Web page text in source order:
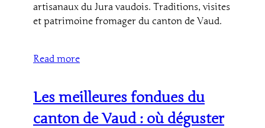
artisanaux du Jura vaudois. Traditions, visites
et patrimoine fromager du canton de Vaud.
Read more
Les meilleures fondues du
canton de Vaud : où déguster